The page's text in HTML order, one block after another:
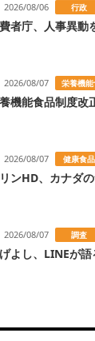
2026/08/06 行政
者庁、人事異
2026/08/07 栄養機能
機能食品制度
2026/08/07 健康食品
ンHD、カナダ
2026/08/07 調査
よし、LINEが